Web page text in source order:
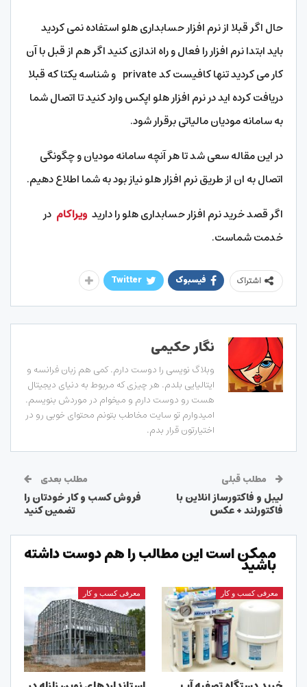
حال اگر قبلا از نرم افزار حسابداری هلو استفاده نمی کردید
باید ابتدا نرم افزار را فعال و راه اندازی کنید اگر هم از قبل با آن
کار می کردید تنها کافیست کد private و شناسه یکتا که قبلا
دریافت کرده اید در نرم افزار هلو اپکس وارد کنید تا اتصال شما
به سامانه مودیان مالیاتی برقرار شود.
در این مقاله سعی شد تا هر آنچه سامانه مودیان و چگونگی
اتصال به ان از طریق نرم افزار هلو نیاز بود به شما اطلاع دهیم.
اگر قصد خرید نرم افزار حسابداری هلو را دارید ویراکام در
خدمت شماست.
اشتراک فیسبوک Twitter
نگار حکیمی
وبلاگ نویسی را دوست دارم. کمی هم زبان فرانسه و
ایتالیایی بلدم. هر چیزی که مربوط به دنیای دیجیتال
هست رو دوست دارم و میخوام در موردش بنویسم.
امیدوارم تو سایت مخاطب بتونم محتوای خوبی رو در
اختیارتون قرار بدم.
مطلب قبلی
لیبل و فاکتورساز انلاین با
فاکتورلند + عکس
مطلب بعدی
فروش کسب و کار خودتان را
تضمین کنید
ممکن است این مطالب را هم دوست داشته
باشید
معرفی کسب و کار معرفی کسب و کار